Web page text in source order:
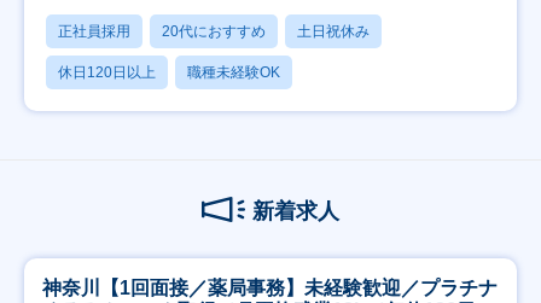
正社員採用 20代におすすめ 土日祝休み
休日120日以上 職種未経験OK
新着求人
神奈川【1回面接／薬局事務】未経験歓迎／プラチナ